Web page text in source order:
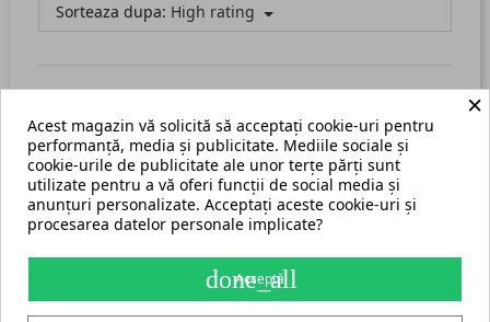
Sorteaza dupa: High rating
There are no available reviews.Scrie recenzia ta.
Termeni și condiții Harta site
S.C. ECHIPAMENTE ROMANIA s.r.l.
×
Acest magazin vă solicită să acceptați cookie-uri pentru
performanță, media și publicitate. Mediile sociale și
cookie-urile de publicitate ale unor terțe părți sunt
utilizate pentru a vă oferi funcții de social media și
anunțuri personalizate. Acceptați aceste cookie-uri și
procesarea datelor personale implicate?
done_all
Acceptă